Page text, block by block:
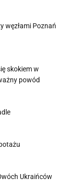
węzłami Poznań
skokiem w
powód
Ukraińców